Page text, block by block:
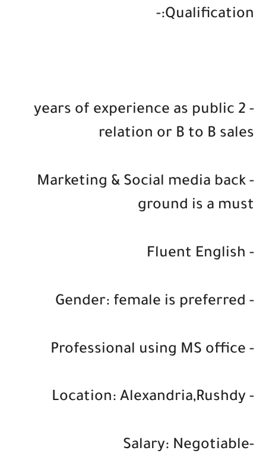
Qualification:-
- 2 years of experience as public
relation or B to B sales
- Marketing & Social media back
ground is a must
- Fluent English
- Gender: female is preferred
- Professional using MS office
- Location: Alexandria,Rushdy
-Salary: Negotiable